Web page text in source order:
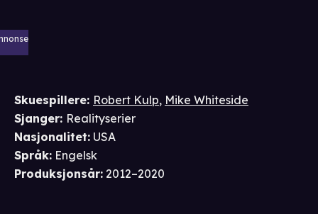
Skuespillere: Robert Kulp, Mike Whiteside
Sjanger: Realityserier
Nasjonalitet: USA
Språk: Engelsk
Produksjonsår: 2012–2020